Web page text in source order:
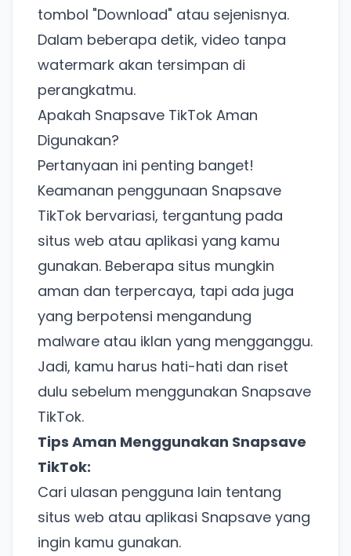
tombol "Download" atau sejenisnya.
Dalam beberapa detik, video tanpa
watermark akan tersimpan di
perangkatmu.
Apakah Snapsave TikTok Aman
Digunakan?
Pertanyaan ini penting banget!
Keamanan penggunaan Snapsave
TikTok bervariasi, tergantung pada
situs web atau aplikasi yang kamu
gunakan. Beberapa situs mungkin
aman dan terpercaya, tapi ada juga
yang berpotensi mengandung
malware atau iklan yang mengganggu.
Jadi, kamu harus hati-hati dan riset
dulu sebelum menggunakan Snapsave
TikTok.
Tips Aman Menggunakan Snapsave
TikTok:
Cari ulasan pengguna lain tentang
situs web atau aplikasi Snapsave yang
ingin kamu gunakan.